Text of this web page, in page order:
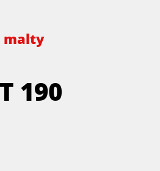
malty
190